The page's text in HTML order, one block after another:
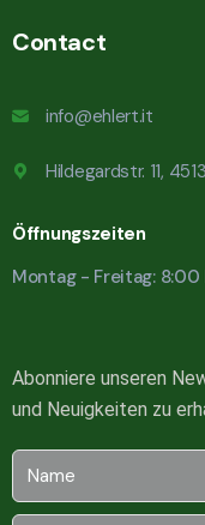
Contact
info@ehlert.it
Hildegardstr. 11,
Öffnungszeiten
Montag - Freitag: 8:00
Abonniere unseren
und Neuigkeiten zu